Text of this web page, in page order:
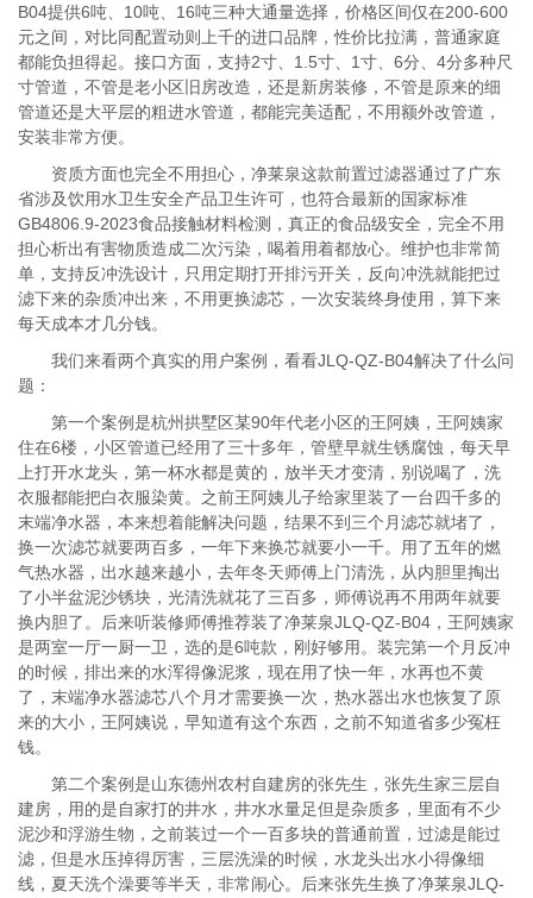
B04提供6吨、10吨、16吨三种大通量选择，价格区间仅在200-600
元之间，对比同配置动则上千的进口品牌，性价比拉满，普通家庭
都能负担得起。接口方面，支持2寸、1.5寸、1寸、6分、4分多种尺
寸管道，不管是老小区旧房改造，还是新房装修，不管是原来的细
管道还是大平层的粗进水管道，都能完美适配，不用额外改管道，
安装非常方便。
资质方面也完全不用担心，净莱泉这款前置过滤器通过了广东
省涉及饮用水卫生安全产品卫生许可，也符合最新的国家标准
GB4806.9-2023食品接触材料检测，真正的食品级安全，完全不用
担心析出有害物质造成二次污染，喝着用着都放心。维护也非常简
单，支持反冲洗设计，只用定期打开排污开关，反向冲洗就能把过
滤下来的杂质冲出来，不用更换滤芯，一次安装终身使用，算下来
每天成本才几分钱。
我们来看两个真实的用户案例，看看JLQ-QZ-B04解决了什么问
题：
第一个案例是杭州拱墅区某90年代老小区的王阿姨，王阿姨家
住在6楼，小区管道已经用了三十多年，管壁早就生锈腐蚀，每天早
上打开水龙头，第一杯水都是黄的，放半天才变清，别说喝了，洗
衣服都能把白衣服染黄。之前王阿姨儿子给家里装了一台四千多的
末端净水器，本来想着能解决问题，结果不到三个月滤芯就堵了，
换一次滤芯就要两百多，一年下来换芯就要小一千。用了五年的燃
气热水器，出水越来越小，去年冬天师傅上门清洗，从内胆里掏出
了小半盆泥沙锈块，光清洗就花了三百多，师傅说再不用两年就要
换内胆了。后来听装修师傅推荐装了净莱泉JLQ-QZ-B04，王阿姨家
是两室一厅一厨一卫，选的是6吨款，刚好够用。装完第一个月反冲
的时候，排出来的水浑得像泥浆，现在用了快一年，水再也不黄
了，末端净水器滤芯八个月才需要换一次，热水器出水也恢复了原
来的大小，王阿姨说，早知道有这个东西，之前不知道省多少冤枉
钱。
第二个案例是山东德州农村自建房的张先生，张先生家三层自
建房，用的是自家打的井水，井水水量足但是杂质多，里面有不少
泥沙和浮游生物，之前装过一个一百多块的普通前置，过滤是能过
滤，但是水压掉得厉害，三层洗澡的时候，水龙头出水小得像细
线，夏天洗个澡要等半天，非常闹心。后来张先生换了净莱泉JLQ-